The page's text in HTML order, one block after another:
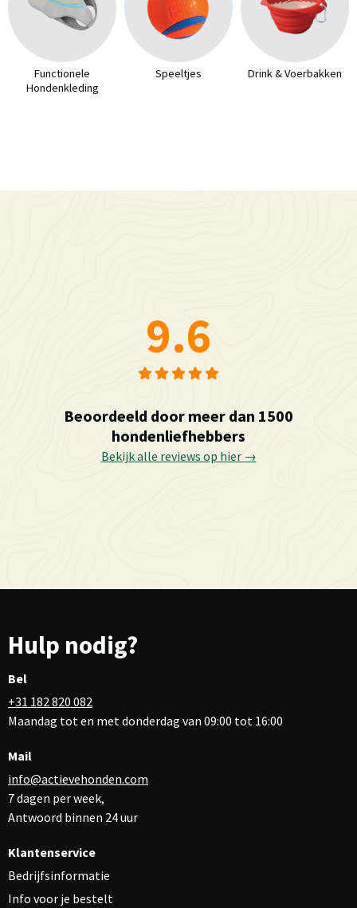
Functionele
Hondenkleding
Speeltjes Drink & Voerbakken
9.6
Beoordeeld door meer dan 1500
hondenliefhebbers
Bekijk alle reviews op hier →
Hulp nodig?
Bel
+31 182 820 082
Maandag tot en met donderdag van 09:00 tot 16:00
Mail
info@actievehonden.com
7 dagen per week,
Antwoord binnen 24 uur
Klantenservice
Bedrijfsinformatie
Info voor je bestelt